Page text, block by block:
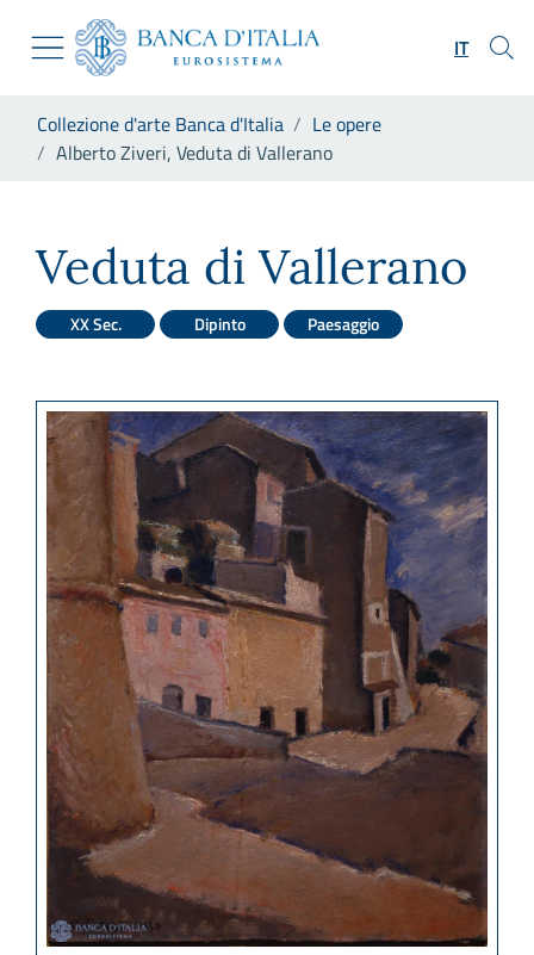
Skip to Main Content
Vai al sito istituzionale
Vai al menu di navigazione
Vai alla ricerca
Vai al footer
IT
Collezione d'arte Banca d'Italia
Le opere
Alberto Ziveri, Veduta di Vallerano
Veduta di Vallerano
XX Sec. Dipinto Paesaggio